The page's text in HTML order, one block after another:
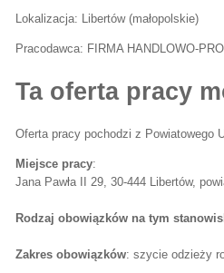
Lokalizacja: Libertów(małopolskie)
Pracodawca: FIRMA HANDLOWO-
Ta oferta pracy
Oferta pracy pochodzi z Powiatowego
Miejsce pracy:
Jana Pawła II 29, 30-444 Libertów,
Rodzaj obowiązków na tym
Zakres obowiązków: szycie odzieży